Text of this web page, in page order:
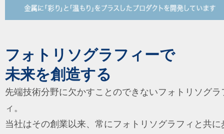
フォトリソグラフィーで
未来を創造する
先端技術分野に欠かすことのできないフォトリソグラ
ィ。
当社はその創業以来、常にフォトリソグラフィと共に